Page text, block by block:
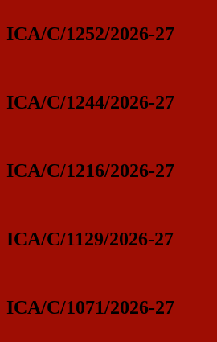
ICA/C/1252/2026-27
ICA/C/1244/2026-27
ICA/C/1216/2026-27
ICA/C/1129/2026-27
ICA/C/1071/2026-27